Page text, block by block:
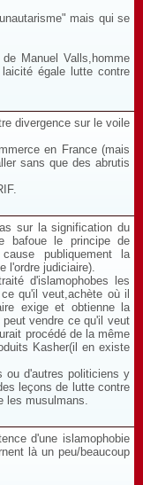
mais qui se
Manuel Valls,homme
égale lutte contre
divergence sur le voile
en France (mais
sans que des abrutis
sur la signification du
bafoue le principe de
publiquement la
l'ordre judiciaire).
d'islamophobes les
qu'il veut,achète où il
exige et obtienne la
vendre ce qu'il veut
procédé de la même
Kasher(il en existe
ou d'autres politiciens y
leçons de lutte contre
les musulmans.
d'une islamophobie
là un peu/beaucoup